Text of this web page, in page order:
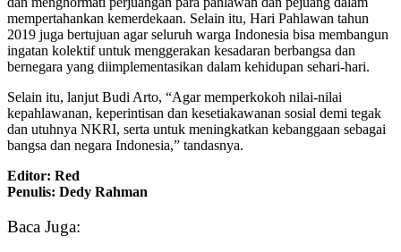
mempertahankan kemerdekaan. Selain itu, Hari Pahlawan tahun
2019 juga bertujuan agar seluruh warga Indonesia bisa membangun
ingatan kolektif untuk menggerakan kesadaran berbangsa dan
bernegara yang diimplementasikan dalam kehidupan sehari-hari.
Selain itu, lanjut Budi Arto, “Agar memperkokoh nilai-nilai
kepahlawanan, keperintisan dan kesetiakawanan sosial demi tegak
dan utuhnya NKRI, serta untuk meningkatkan kebanggaan sebagai
bangsa dan negara Indonesia,” tandasnya.
Editor: Red
Penulis: Dedy Rahman
Baca Juga: